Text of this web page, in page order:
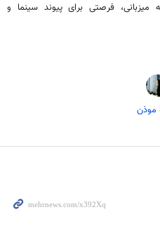
فرصتی برای پیوند سینما و
موذن